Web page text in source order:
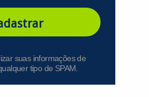
suas informações de
tipo de SPAM.